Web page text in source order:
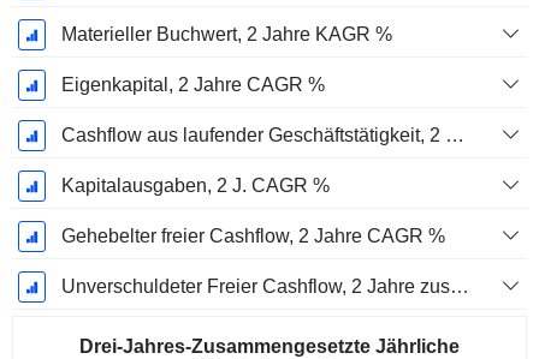
Materieller Buchwert, 2 Jahre KAGR %
Eigenkapital, 2 Jahre CAGR %
Cashflow aus laufender Geschäftstätigkeit, 2 Jahre CAGR %
Kapitalausgaben, 2 J. CAGR %
Gehebelter freier Cashflow, 2 Jahre CAGR %
Unverschuldeter Freier Cashflow, 2 Jahre zusammengesetzte jährliche Wachstumsrate %
Drei-Jahres-Zusammengesetzte Jährliche